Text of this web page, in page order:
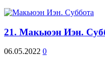
21. Макьюэн Иэн.
06.05.2022 0